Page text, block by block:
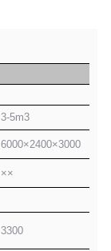
3-5m3
6000×2400×3000
××
3300